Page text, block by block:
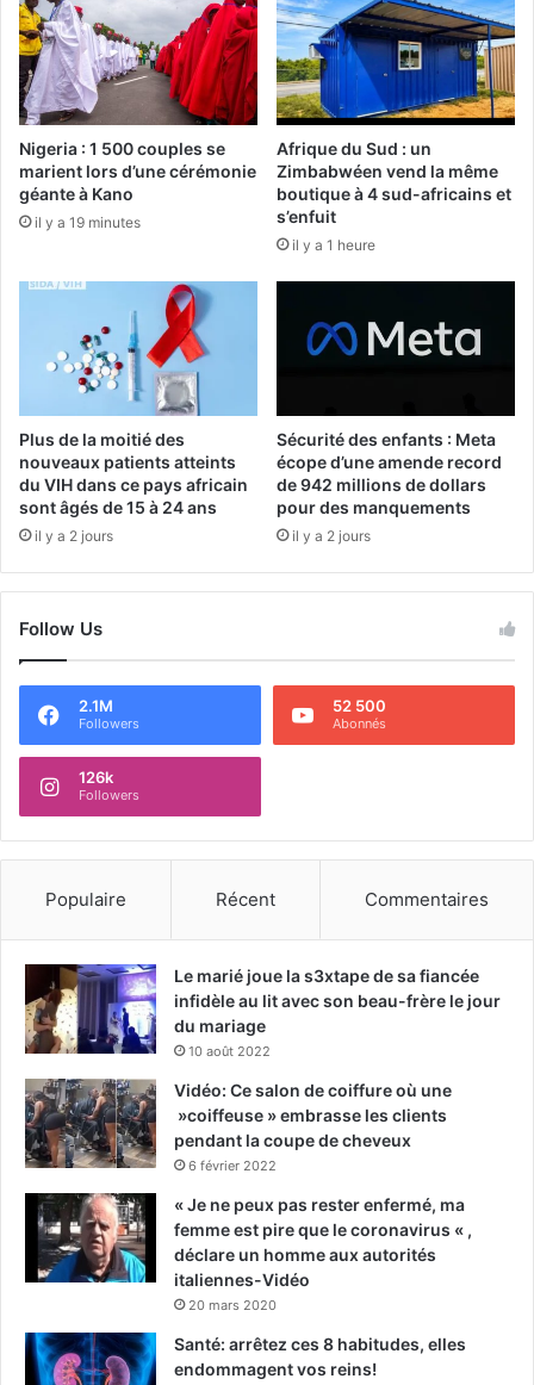
Nigeria : 1 500 couples se
marient lors d’une cérémonie
géante à Kano
il y a 19 minutes
Afrique du Sud : un
Zimbabwéen vend la même
boutique à 4 sud-africains et
s’enfuit
il y a 1 heure
Plus de la moitié des
nouveaux patients atteints
du VIH dans ce pays africain
sont âgés de 15 à 24 ans
il y a 2 jours
Sécurité des enfants : Meta
écope d’une amende record
de 942 millions de dollars
pour des manquements
il y a 2 jours
Follow Us
2.1M
Followers
52 500
Abonnés
126k
Followers
Populaire Récent Commentaires
Le marié joue la s3xtape de sa fiancée
infidèle au lit avec son beau-frère le jour
du mariage
10 août 2022
Vidéo: Ce salon de coiffure où une
»coiffeuse » embrasse les clients
pendant la coupe de cheveux
6 février 2022
« Je ne peux pas rester enfermé, ma
femme est pire que le coronavirus « ,
déclare un homme aux autorités
italiennes-Vidéo
20 mars 2020
Santé: arrêtez ces 8 habitudes, elles
endommagent vos reins!